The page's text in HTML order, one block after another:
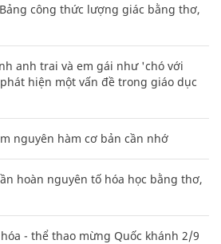
công thức lượng giác bằng thơ,
anh trai và em gái như 'chó với
hiện một vấn đề trong giáo dục
nguyên hàm cơ bản cần nhớ
hoàn nguyên tố hóa học bằng thơ,
- thể thao mừng Quốc khánh 2/9